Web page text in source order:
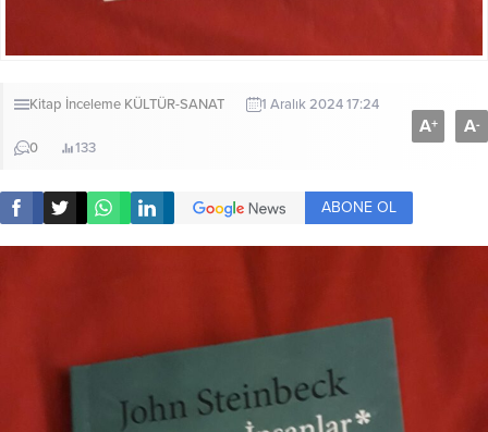
Kitap İnceleme KÜLTÜR-SANAT 1 Aralık 2024 17:24
0 133
A+ A-
ABONE OL